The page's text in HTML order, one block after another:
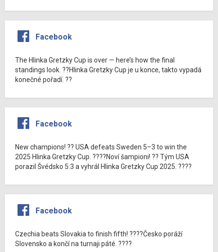
Facebook
The Hlinka Gretzky Cup is over — here’s how the final
standings look. ??Hlinka Gretzky Cup je u konce, takto vypadá
konečné pořadí. ??
Facebook
New champions! ?? USA defeats Sweden 5–3 to win the
2025 Hlinka Gretzky Cup. ????Noví šampioni! ?? Tým USA
porazil Švédsko 5:3 a vyhrál Hlinka Gretzky Cup 2025. ????
Facebook
Czechia beats Slovakia to finish fifth! ????Česko poráží
Slovensko a končí na turnaji páté. ????